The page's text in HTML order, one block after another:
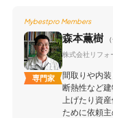
Mybestpro Members
専門家
森本薫樹
株式会社リフォ
間取りや内
断熱性など
上げたり資
ために依頼主